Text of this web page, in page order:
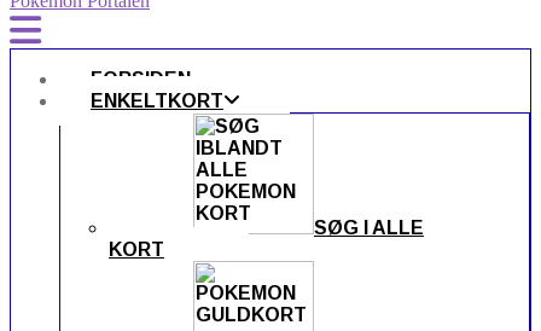
FORSIDEN
ENKELTKORT
SØG I ALLE
KORT